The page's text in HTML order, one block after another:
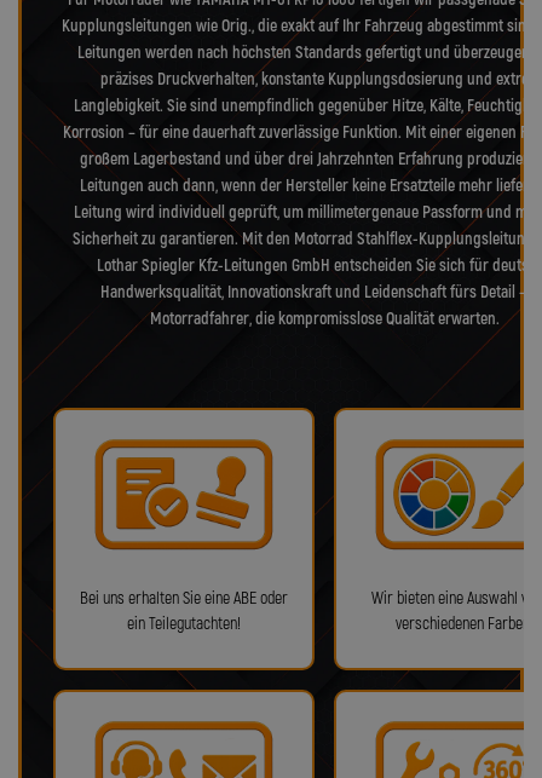
Kupplungsleitungen wie Orig., die exakt auf Ihr Fahrzeug abgestimmt sind.
Leitungen werden nach höchsten Standards gefertigt und überzeugen
präzises Druckverhalten, konstante Kupplungsdosierung und
Langlebigkeit. Sie sind unempfindlich gegenüber Hitze, Kälte,
Korrosion – für eine dauerhaft zuverlässige Funktion. Mit einer eigenen
großem Lagerbestand und über drei Jahrzehnten Erfahrung
Leitungen auch dann, wenn der Hersteller keine Ersatzteile mehr liefert.
Leitung wird individuell geprüft, um millimetergenaue Passform und
Sicherheit zu garantieren. Mit den Motorrad Stahlflex-
Lothar Spiegler Kfz-Leitungen GmbH entscheiden Sie sich für
Handwerksqualität, Innovationskraft und Leidenschaft fürs Detail –
Motorradfahrer, die kompromisslose Qualität erwarten.
Bei uns erhalten Sie eine ABE oder
ein Teilegutachten!
Wir bieten eine Auswahl
verschiedenen Farben!